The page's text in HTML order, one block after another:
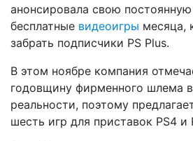
анонсировала свою
бесплатные видеоигры месяца,
забрать подписчики PS Plus.
В этом ноябре компания
годовщину фирменного шлема
реальности, поэтому
шесть игр для приставок PS4 и